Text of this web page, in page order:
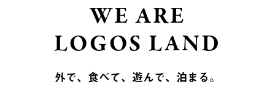
WE ARE
LOGOS LAND
外で、食べて、遊んで、泊まる。